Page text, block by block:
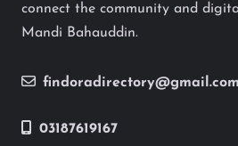
connect the community and
Mandi Bahauddin.
findoradirectory@gmail.com
03187619167